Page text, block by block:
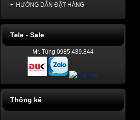
+ HƯỚNG DẪN ĐẶT HÀNG
Tele - Sale
Mr. Tùng 0985.489.844
Thống kê